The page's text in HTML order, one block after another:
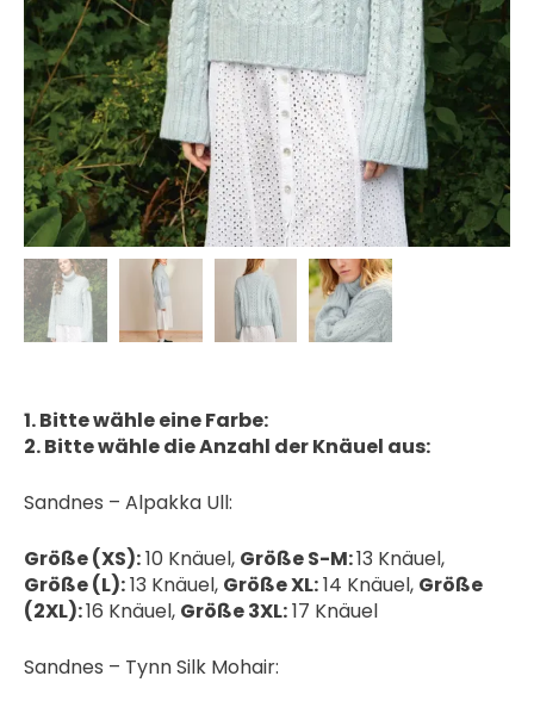
1. Bitte wähle eine Farbe:
2. Bitte wähle die Anzahl der Knäuel aus:
Sandnes – Alpakka Ull:
Größe (XS):10 Knäuel, Größe S-M:13 Knäuel,
Größe (L):13 Knäuel, Größe XL:14 Knäuel, Größe
(2XL):16 Knäuel, Größe 3XL:17 Knäuel
Sandnes – Tynn Silk Mohair: